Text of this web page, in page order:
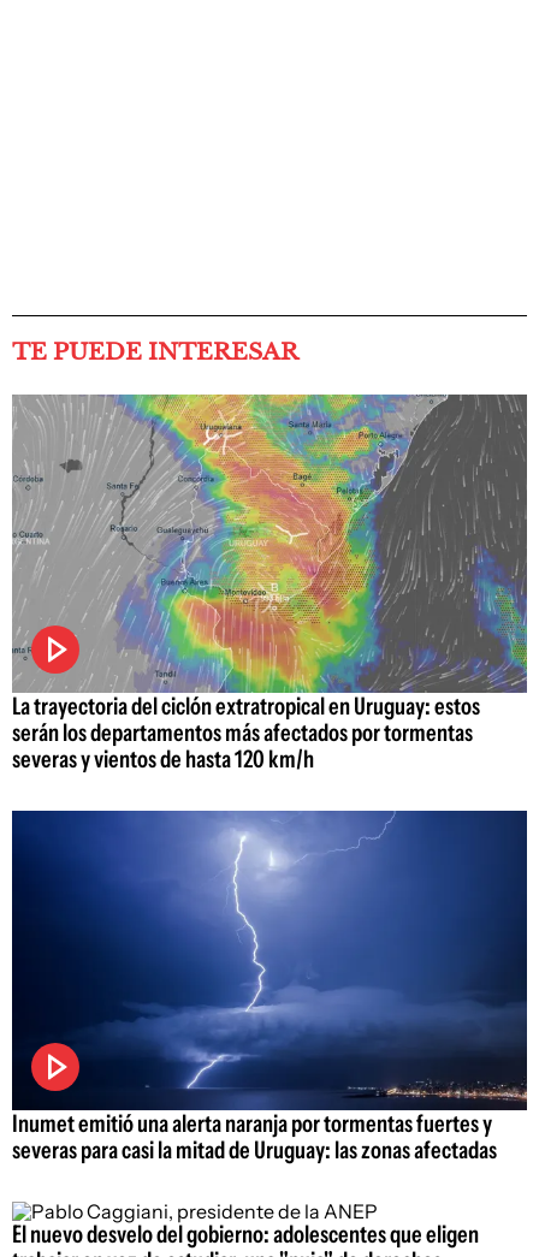
TE PUEDE INTERESAR
La trayectoria del ciclón extratropical en Uruguay: estos
serán los departamentos más afectados por tormentas
severas y vientos de hasta 120 km/h
Inumet emitió una alerta naranja por tormentas fuertes y
severas para casi la mitad de Uruguay: las zonas afectadas
El nuevo desvelo del gobierno: adolescentes que eligen